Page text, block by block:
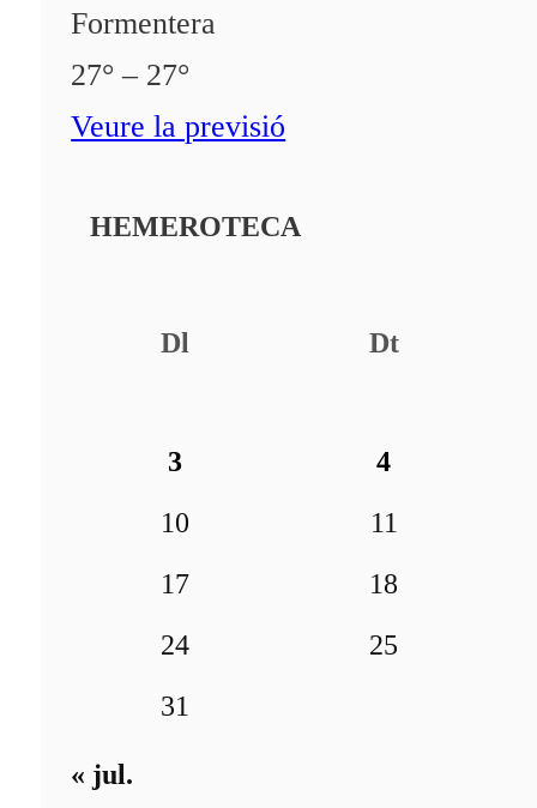
Formentera
27° – 27°
Veure la previsió
HEMEROTECA
Dl Dt
3
4
10
11
17
18
24
25
31
« jul.